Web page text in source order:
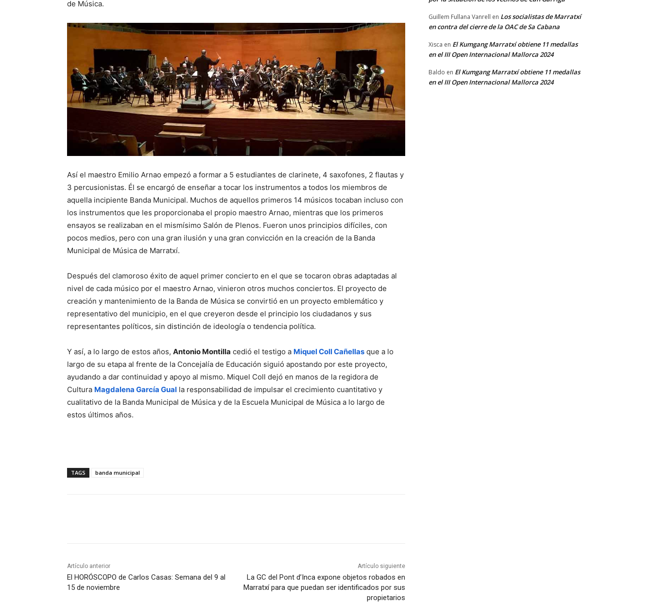
de Música.
Así el maestro Emilio Arnao empezó a formar a 5 estudiantes de clarinete, 4 saxofones, 2 flautas y
3 percusionistas. Él se encargó de enseñar a tocar los instrumentos a todos los miembros de
aquella incipiente Banda Municipal. Muchos de aquellos primeros 14 músicos tocaban incluso con
los instrumentos que les proporcionaba el propio maestro Arnao, mientras que los primeros
ensayos se realizaban en el mismísimo Salón de Plenos. Fueron unos principios difíciles, con
pocos medios, pero con una gran ilusión y una gran convicción en la creación de la Banda
Municipal de Música de Marratxí.
Después del clamoroso éxito de aquel primer concierto en el que se tocaron obras adaptadas al
nivel de cada músico por el maestro Arnao, vinieron otros muchos conciertos. El proyecto de
creación y mantenimiento de la Banda de Música se convirtió en un proyecto emblemático y
representativo del municipio, en el que creyeron desde el principio los ciudadanos y sus
representantes políticos, sin distinción de ideología o tendencia política.
Y así, a lo largo de estos años, Antonio Montilla cedió el testigo a Miquel Coll Cañellas que a lo
largo de su etapa al frente de la Concejalía de Educación siguió apostando por este proyecto,
ayudando a dar continuidad y apoyo al mismo. Miquel Coll dejó en manos de la regidora de
Cultura Magdalena García Gual la responsabilidad de impulsar el crecimiento cuantitativo y
cualitativo de la Banda Municipal de Música y de la Escuela Municipal de Música a lo largo de
estos últimos años.
TAGS banda municipal
Artículo anterior
El HORÓSCOPO de Carlos Casas: Semana del 9 al
15 de noviembre
Artículo siguiente
La GC del Pont d’Inca expone objetos robados en
Marratxí para que puedan ser identificados por sus
propietarios
Guillem Fullana Vanrell en Los socialistas de Marratxí
en contra del cierre de la OAC de Sa Cabana
Xisca en El Kumgang Marratxí obtiene 11 medallas
en el III Open Internacional Mallorca 2024
Baldo en El Kumgang Marratxí obtiene 11 medallas
en el III Open Internacional Mallorca 2024